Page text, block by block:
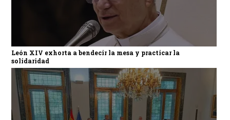
León XIV exhorta a bendecir la mesa y practicar la
solidaridad